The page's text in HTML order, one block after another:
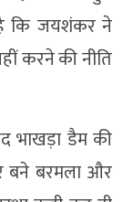
कि जयशंकर ने
करने की नीति
भाखड़ा डैम की
बने बरमला और